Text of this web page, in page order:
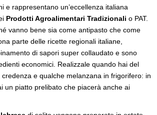
e rappresentano un’eccellenza italiana
Prodotti Agroalimentari Tradizionali o PAT.
vanno bene sia come antipasto che come
parte delle ricette regionali italiane,
di sapori super collaudato e sono
economici. Realizzale quando hai del
e qualche melanzana in frigorifero: in
un piatto prelibato che piacerà anche ai